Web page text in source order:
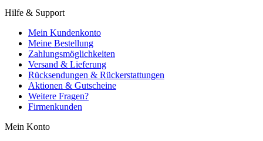
Hilfe & Support
Mein Kundenkonto
Meine Bestellung
Zahlungsmöglichkeiten
Versand & Lieferung
Rücksendungen & Rückerstattungen
Aktionen & Gutscheine
Weitere Fragen?
Firmenkunden
Mein Konto